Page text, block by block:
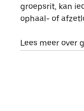
groepsrit, kan
ophaal- of
Lees meer over